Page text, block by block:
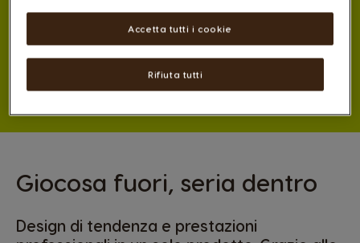
Design di tendenza e prestazioni
professionali in un solo prodotto. Grazie alle
funzionalità innovative di Mini Me potrai
scoprire numerose bevande di qualità, a
casa tua proprio come al bar.
Giocosa fuori, seria dentro
Design di tendenza e prestazioni
Rifiuta tutti
Accetta tutti i cookie